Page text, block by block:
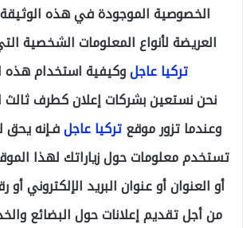
الخصوصية الموجودة في هذه
العريضة لأنواع المعلومات الشخصية
تركيا عاجلوكيفية استخدام هذه
نحن نستعين بشركات إعلان كطرف ثالث
وعندما تزور موقعتركيا عاجلفـإنه
تستخدم معلومات حول زياراتك لهذا
أو العنوان أو عنوان البريد الإلكتروني
من أجل تقديم إعلانات حول البضائع